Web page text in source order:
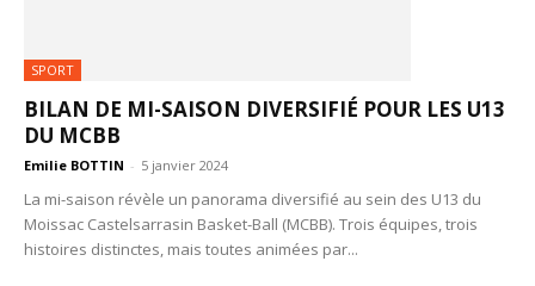
SPORT
BILAN DE MI-SAISON DIVERSIFIÉ POUR LES U13
DU MCBB
Emilie BOTTIN - 5 janvier 2024
La mi-saison révèle un panorama diversifié au sein des U13 du
Moissac Castelsarrasin Basket-Ball (MCBB). Trois équipes, trois
histoires distinctes, mais toutes animées par...